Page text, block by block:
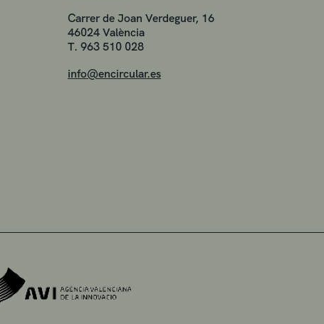
Carrer de Joan Verdeguer, 16
46024 València
T. 963 510 028
info@encircular.es